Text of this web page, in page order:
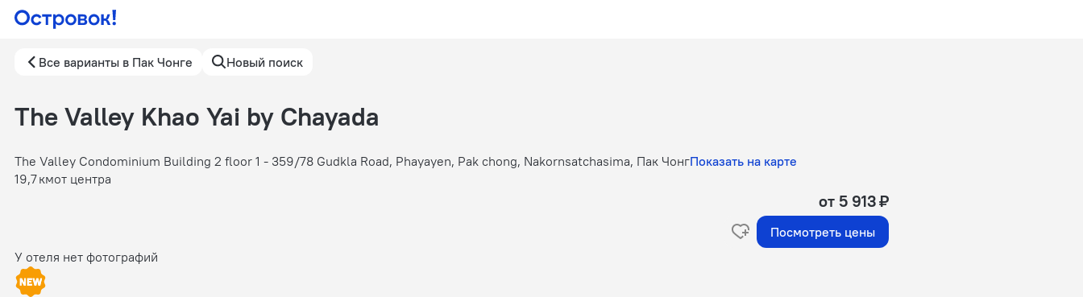
Все варианты в Пак Чонге Новый поиск
The Valley Khao Yai by Chayada
The Valley Condominium Building 2 floor 1 - 359/78 Gudkla Road, Phayayen, Pak chong, Nakornsatchasima, Пак ЧонгПоказать на карте
19,7 кмот центра
от 5 913 ₽
Посмотреть цены
У отеля нет фотографий